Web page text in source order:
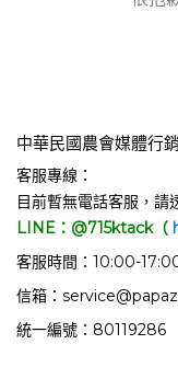
中華民國農會媒體行銷
客服專線：
目前暫無電話客服，
LINE：@715ktack（
客服時間：10:00-
信箱：
統一編號：80119286